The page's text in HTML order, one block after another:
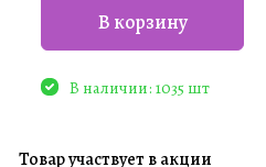
В корзину
В наличии: 1035 шт
Товар участвует в акции